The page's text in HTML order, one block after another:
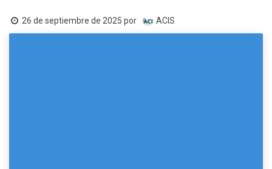
26 de septiembre de 2025 por ACIS